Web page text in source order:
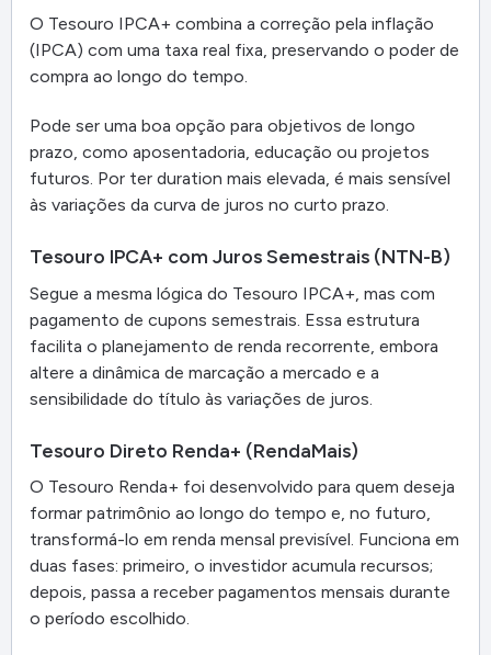
O Tesouro IPCA+ combina a correção pela inflação
(IPCA) com uma taxa real fixa, preservando o poder de
compra ao longo do tempo.
Pode ser uma boa opção para objetivos de longo
prazo, como aposentadoria, educação ou projetos
futuros. Por ter duration mais elevada, é mais sensível
às variações da curva de juros no curto prazo.
Tesouro IPCA+ com Juros Semestrais (NTN-B)
Segue a mesma lógica do Tesouro IPCA+, mas com
pagamento de cupons semestrais. Essa estrutura
facilita o planejamento de renda recorrente, embora
altere a dinâmica de marcação a mercado e a
sensibilidade do título às variações de juros.
Tesouro Direto Renda+ (RendaMais)
O Tesouro Renda+ foi desenvolvido para quem deseja
formar patrimônio ao longo do tempo e, no futuro,
transformá-lo em renda mensal previsível. Funciona em
duas fases: primeiro, o investidor acumula recursos;
depois, passa a receber pagamentos mensais durante
o período escolhido.